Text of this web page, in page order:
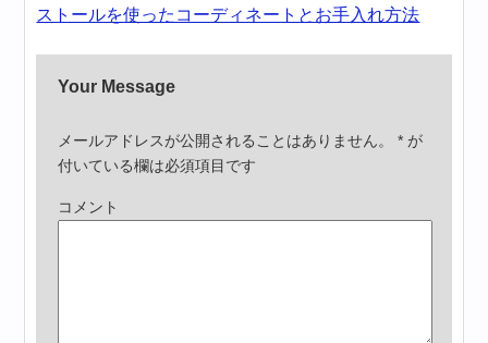
ストールを使ったコーディネートとお手入れ方法
Your Message
メールアドレスが公開されることはありません。 * が
付いている欄は必須項目です
コメント